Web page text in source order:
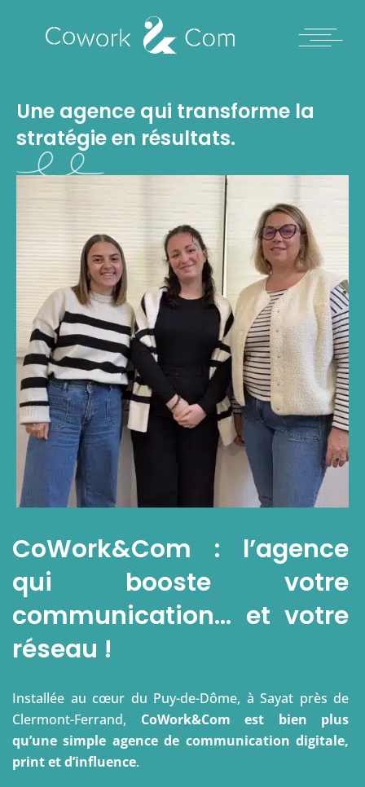
L'agence CoWork&Com :
Une agence qui transforme la
stratégie en résultats.
Des messages qui
influencent |
CoWork&Com : l’agence
qui booste votre
communication… et votre
Installée au cœur du Puy-de-Dôme, à Sayat près de
Clermont-Ferrand,CoWork&Com est bien plus
qu’une simple agence de communication digitale,